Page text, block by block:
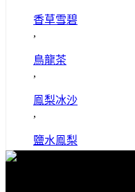
香草雪碧
,
鳥龍茶
,
鳯梨冰沙
,
鹽水鳯梨